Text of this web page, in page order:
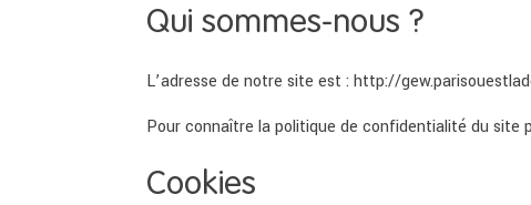
Qui sommes-nous ?
L’adresse de notre site est : http://
Pour connaître la politique de confidentialité du site
Cookies